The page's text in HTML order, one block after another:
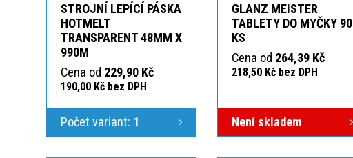
STROJNÍ LEPÍCÍ PÁSKA
HOTMELT
TRANSPARENT 48MM X
990M
Cena od 229,90 Kč
190,00 Kč bez DPH
Počet variant: 1
GLANZ MEISTER
TABLETY DO MYČKY 90
KS
Cena od 264,39 Kč
218,50 Kč bez DPH
Není skladem